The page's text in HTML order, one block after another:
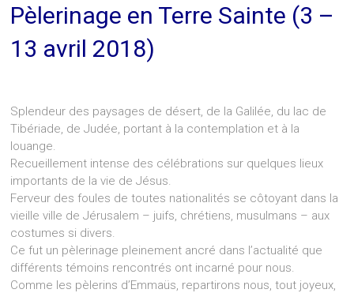
Pèlerinage en Terre Sainte (3 –
13 avril 2018)
Splendeur des paysages de désert, de la Galilée, du lac de
Tibériade, de Judée, portant à la contemplation et à la
louange.
Recueillement intense des célébrations sur quelques lieux
importants de la vie de Jésus.
Ferveur des foules de toutes nationalités se côtoyant dans la
vieille ville de Jérusalem – juifs, chrétiens, musulmans – aux
costumes si divers.
Ce fut un pèlerinage pleinement ancré dans l’actualité que
différents témoins rencontrés ont incarné pour nous.
Comme les pèlerins d’Emmaüs, repartirons nous, tout joyeux,